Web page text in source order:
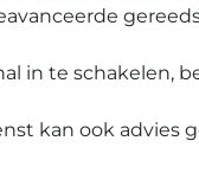
in te schakelen,
kan ook